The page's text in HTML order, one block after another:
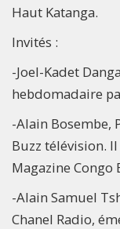
Haut Katanga.
Invités :
-Joel-Kadet
hebdomadaire
-Alain Bosembe,
Buzz télévision.
Magazine Congo
-Alain Samuel
Chanel Radio,